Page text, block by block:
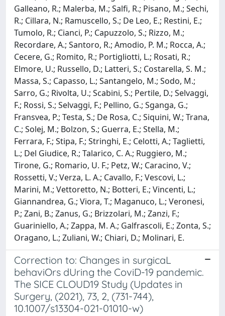
Galleano, R.; Malerba, M.; Salfi, R.; Pisano, M.; Sechi,
R.; Cillara, N.; Ramuscello, S.; De Leo, E.; Restini, E.;
Tumolo, R.; Cianci, P.; Capuzzolo, S.; Rizzo, M.;
Recordare, A.; Santoro, R.; Amodio, P. M.; Rocca, A.;
Cecere, G.; Romito, R.; Portigliotti, L.; Rosati, R.;
Elmore, U.; Russello, D.; Latteri, S.; Costarella, S. M.;
Massa, S.; Capasso, L.; Santangelo, M.; Sodo, M.;
Sarro, G.; Rivolta, U.; Scabini, S.; Pertile, D.; Selvaggi,
F.; Rossi, S.; Selvaggi, F.; Pellino, G.; Sganga, G.;
Fransvea, P.; Testa, S.; De Rosa, C.; Siquini, W.; Trana,
C.; Solej, M.; Bolzon, S.; Guerra, E.; Stella, M.;
Ferrara, F.; Stipa, F.; Stringhi, E.; Celotti, A.; Taglietti,
L.; Del Giudice, R.; Talarico, C. A.; Ruggiero, M.;
Tirone, G.; Romario, U. F.; Petz, W.; Caracino, V.;
Rossetti, V.; Verza, L. A.; Cavallo, F.; Vescovi, L.;
Marini, M.; Vettoretto, N.; Botteri, E.; Vincenti, L.;
Giannandrea, G.; Viora, T.; Maganuco, L.; Veronesi,
P.; Zani, B.; Zanus, G.; Brizzolari, M.; Zanzi, F.;
Guariniello, A.; Zappa, M. A.; Galfrascoli, E.; Zonta, S.;
Oragano, L.; Zuliani, W.; Chiari, D.; Molinari, E.
Correction to: Changes in surgicaL
behaviOrs dUring the CoviD-19 pandemic.
The SICE CLOUD19 Study (Updates in
Surgery, (2021), 73, 2, (731-744),
10.1007/s13304-021-01010-w)